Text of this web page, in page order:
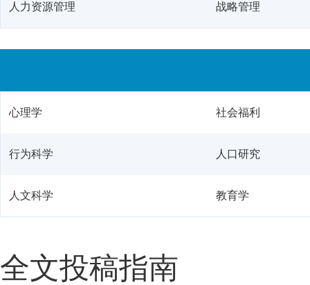
人力资源管理 战略管理
心理学 社会福利
行为科学 人口研究
人文科学 教育学
全文投稿指南